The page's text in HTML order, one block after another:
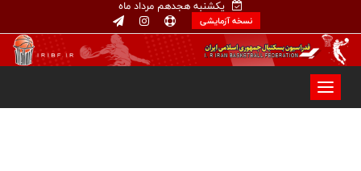
یکشنبه هجدهم مرداد ماه
نسخه آزمایشی